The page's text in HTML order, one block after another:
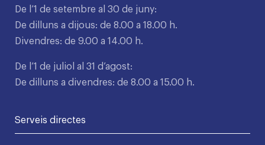
De l’1 de setembre al 30 de juny:
De dilluns a dijous: de 8.00 a 18.00 h.
Divendres: de 9.00 a 14.00 h.
De l’1 de juliol al 31 d’agost:
De dilluns a divendres: de 8.00 a 15.00 h.
Serveis directes